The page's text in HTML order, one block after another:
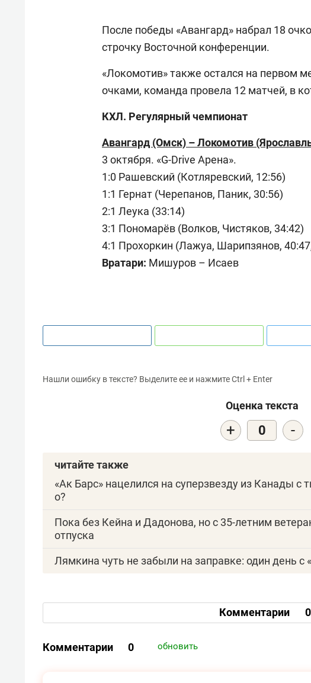
После победы «Авангард» набрал 18
строчку Восточной конференции.
«Локомотив» также остался на первом
очками, команда провела 12 матчей, в
КХЛ. Регулярный чемпионат
Авангард (Омск) – Локомотив
3 октября. «G-Drive Арена».
1:0 Рашевский (Котляревский, 12:56)
1:1 Гернат (Черепанов, Паник, 30:56)
2:1 Леука (33:14)
3:1 Пономарёв (Волков, Чистяков, 34:42)
4:1 Прохоркин (Лажуа, Шарипзянов,
Вратари: Мишуров – Исаев
Нашли ошибку в тексте? Выделите ее и нажмите Ctrl + Enter
Оценка текста
+ 0 -
читайте также
«Ак Барс» нацелился на суперзвезду из Канады с
о?
Пока без Кейна и Дадонова, но с 35-летним
отпуска
Лямкина чуть не забыли на заправке: один день с
Комментарии 0
Комментарии 0 обновить